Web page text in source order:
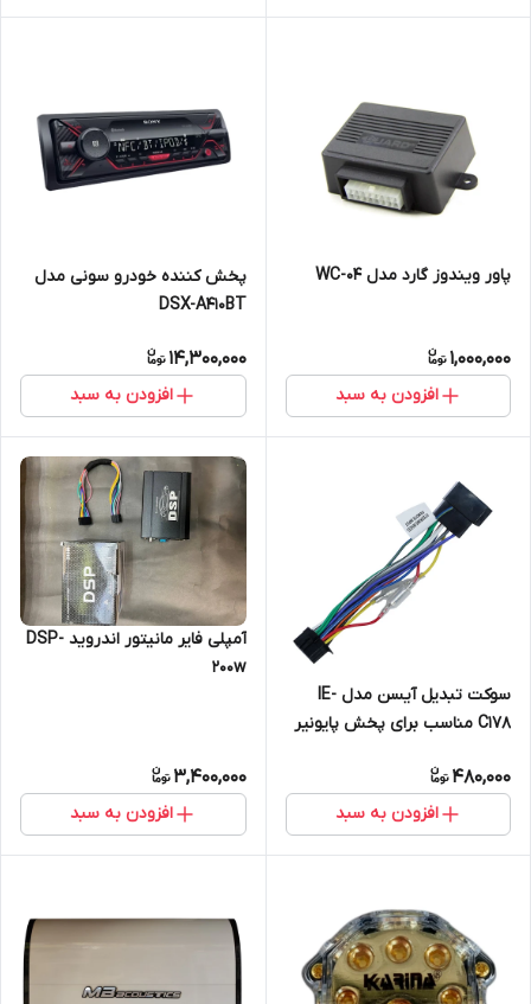
پاور ویندوز گارد مدل WC-04
1,000,000
افزودن به سبد
پخش کننده خودرو سونی مدل
DSX-A410BT
14,300,000
افزودن به سبد
سوکت تبدیل آیسن مدل IE-
C178 مناسب برای پخش پایونیر
480,000
افزودن به سبد
آمپلی فایر مانیتور اندروید DSP-
200w
3,400,000
افزودن به سبد